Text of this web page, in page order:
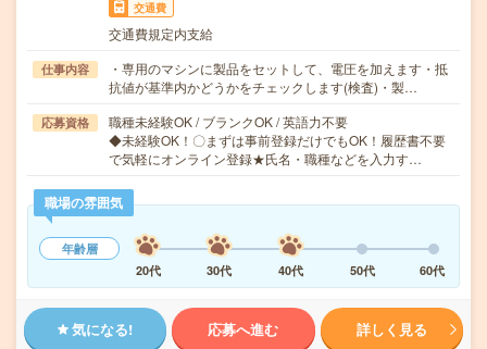
交通費
交通費規定内支給
仕事内容
・専用のマシンに製品をセットして、電圧を加えます・抵
抗値が基準内かどうかをチェックします(検査)・製…
応募資格
職種未経験OK / ブランクOK / 英語力不要
◆未経験OK！〇まずは事前登録だけでもOK！履歴書不要
で気軽にオンライン登録★氏名・職種などを入力す…
職場の雰囲気
年齢層
20代
30代 40代 50代 60代
気になる! 応募へ進む 詳しく見る